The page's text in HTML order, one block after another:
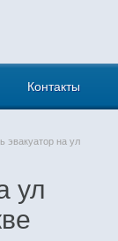
Контакты
эвакуатор на ул
ул